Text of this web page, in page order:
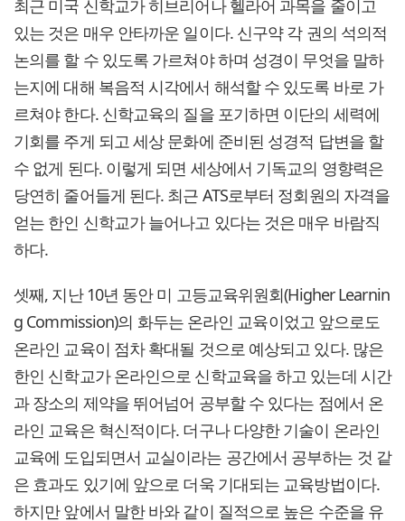
최근 미국 신학교가 히브리어나 헬라어 과목을 줄이고
있는 것은 매우 안타까운 일이다. 신구약 각 권의 석의적
논의를 할 수 있도록 가르쳐야 하며 성경이 무엇을 말하
는지에 대해 복음적 시각에서 해석할 수 있도록 바로 가
르쳐야 한다. 신학교육의 질을 포기하면 이단의 세력에
기회를 주게 되고 세상 문화에 준비된 성경적 답변을 할
수 없게 된다. 이렇게 되면 세상에서 기독교의 영향력은
당연히 줄어들게 된다. 최근 ATS로부터 정회원의 자격을
얻는 한인 신학교가 늘어나고 있다는 것은 매우 바람직
하다.
셋째, 지난 10년 동안 미 고등교육위원회(Higher Learnin
g Commission)의 화두는 온라인 교육이었고 앞으로도
온라인 교육이 점차 확대될 것으로 예상되고 있다. 많은
한인 신학교가 온라인으로 신학교육을 하고 있는데 시간
과 장소의 제약을 뛰어넘어 공부할 수 있다는 점에서 온
라인 교육은 혁신적이다. 더구나 다양한 기술이 온라인
교육에 도입되면서 교실이라는 공간에서 공부하는 것 같
은 효과도 있기에 앞으로 더욱 기대되는 교육방법이다.
하지만 앞에서 말한 바와 같이 질적으로 높은 수준을 유